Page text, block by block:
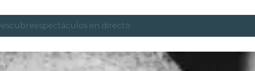
espectáculos en directo